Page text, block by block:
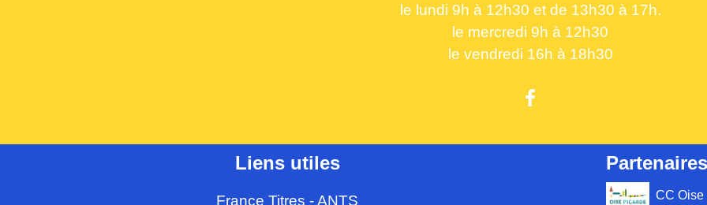
le lundi 9h à 12h30 et de 13h30 à 17h.
le mercredi 9h à 12h30
le vendredi 16h à 18h30
Liens utiles
France Titres - ANTS CC Oise